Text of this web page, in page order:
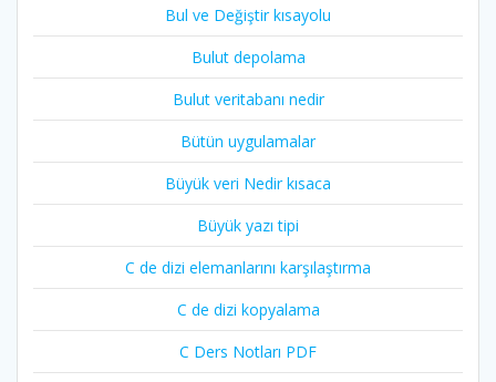
Bul ve Değiştir kısayolu
Bulut depolama
Bulut veritabanı nedir
Bütün uygulamalar
Büyük veri Nedir kısaca
Büyük yazı tipi
C de dizi elemanlarını karşılaştırma
C de dizi kopyalama
C Ders Notları PDF